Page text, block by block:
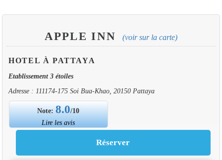
APPLE INN (voir sur la carte)
HOTEL À PATTAYA
Etablissement 3 étoiles
Adresse : 111174-175 Soi Bua-Khao, 20150 Pattaya
Note:8.0/10
Lire les avis